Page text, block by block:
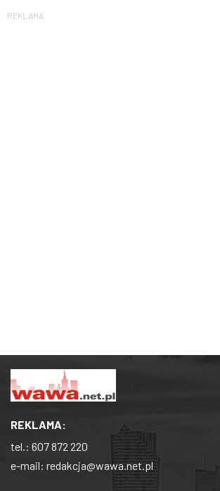
REKLAMA
REKLAMA:
tel.: 607 872 220
e-mail: redakcja@wawa.net.pl